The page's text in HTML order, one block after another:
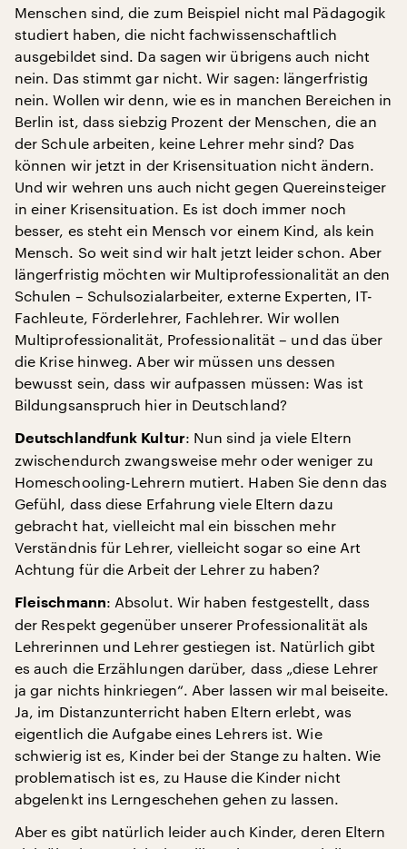
Menschen sind, die zum Beispiel nicht mal Pädagogik
studiert haben, die nicht fachwissenschaftlich
ausgebildet sind. Da sagen wir übrigens auch nicht
nein. Das stimmt gar nicht. Wir sagen: längerfristig
nein. Wollen wir denn, wie es in manchen Bereichen in
Berlin ist, dass siebzig Prozent der Menschen, die an
der Schule arbeiten, keine Lehrer mehr sind? Das
können wir jetzt in der Krisensituation nicht ändern.
Und wir wehren uns auch nicht gegen Quereinsteiger
in einer Krisensituation. Es ist doch immer noch
besser, es steht ein Mensch vor einem Kind, als kein
Mensch. So weit sind wir halt jetzt leider schon. Aber
längerfristig möchten wir Multiprofessionalität an den
Schulen – Schulsozialarbeiter, externe Experten, IT-
Fachleute, Förderlehrer, Fachlehrer. Wir wollen
Multiprofessionalität, Professionalität – und das über
die Krise hinweg. Aber wir müssen uns dessen
bewusst sein, dass wir aufpassen müssen: Was ist
Bildungsanspruch hier in Deutschland?
Deutschlandfunk Kultur: Nun sind ja viele Eltern
zwischendurch zwangsweise mehr oder weniger zu
Homeschooling-Lehrern mutiert. Haben Sie denn das
Gefühl, dass diese Erfahrung viele Eltern dazu
gebracht hat, vielleicht mal ein bisschen mehr
Verständnis für Lehrer, vielleicht sogar so eine Art
Achtung für die Arbeit der Lehrer zu haben?
Fleischmann: Absolut. Wir haben festgestellt, dass
der Respekt gegenüber unserer Professionalität als
Lehrerinnen und Lehrer gestiegen ist. Natürlich gibt
es auch die Erzählungen darüber, dass „diese Lehrer
ja gar nichts hinkriegen“. Aber lassen wir mal beiseite.
Ja, im Distanzunterricht haben Eltern erlebt, was
eigentlich die Aufgabe eines Lehrers ist. Wie
schwierig ist es, Kinder bei der Stange zu halten. Wie
problematisch ist es, zu Hause die Kinder nicht
abgelenkt ins Lerngeschehen gehen zu lassen.
Aber es gibt natürlich leider auch Kinder, deren Eltern